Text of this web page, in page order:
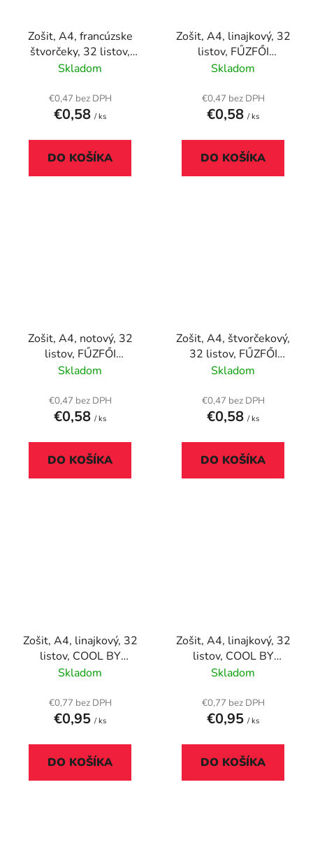
Zošit, A4, francúzske
štvorčeky, 32 listov,
FŰZFŐI Harmónia "88-
Skladom
€0,47 bez DPH
€0,58 / ks
DO KOŠÍKA
Zošit, A4, linajkový, 32
listov, FŰZFŐI
Harmónia "81-32"
Skladom
€0,47 bez DPH
€0,58 / ks
DO KOŠÍKA
Zošit, A4, notový, 32
listov, FŰZFŐI
Harmónia "86-32"
Skladom
€0,47 bez DPH
€0,58 / ks
DO KOŠÍKA
Zošit, A4, štvorčekový,
32 listov, FŰZFŐI
Harmónia "87-32"
Skladom
€0,47 bez DPH
€0,58 / ks
DO KOŠÍKA
Zošit, A4, linajkový, 32
listov, COOL BY
VICTORIA "Freedom",
Skladom
€0,77 bez DPH
€0,95 / ks
DO KOŠÍKA
Zošit, A4, linajkový, 32
listov, COOL BY
VICTORIA "Texture",
Skladom
€0,77 bez DPH
€0,95 / ks
DO KOŠÍKA